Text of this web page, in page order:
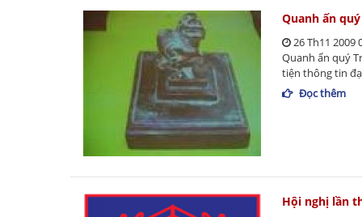
Quanh ấn
26 Th11 2009
Quanh ấn quý
tiện thông tin
Đọc thêm
Hội nghị lần